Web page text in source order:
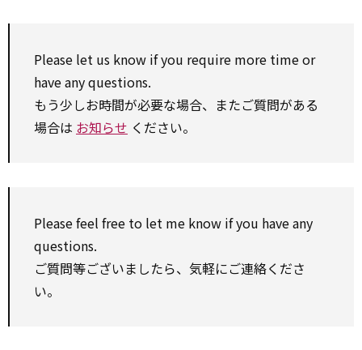
Please let us know if you require more time or
haveanyquestions.
もう少しお時間が必要な場合、またご質問がある
場合は お知らせ ください。
Pleasefeel free to let me know if you haveany
questions.
ご質問等ございましたら、気軽にご連絡くださ
い。